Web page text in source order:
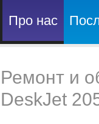
Про нас
Ремонт и
DeskJet